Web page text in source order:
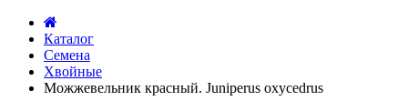
Каталог
Семена
Хвойные
Можжевельник красный. Juniperus oxycedrus